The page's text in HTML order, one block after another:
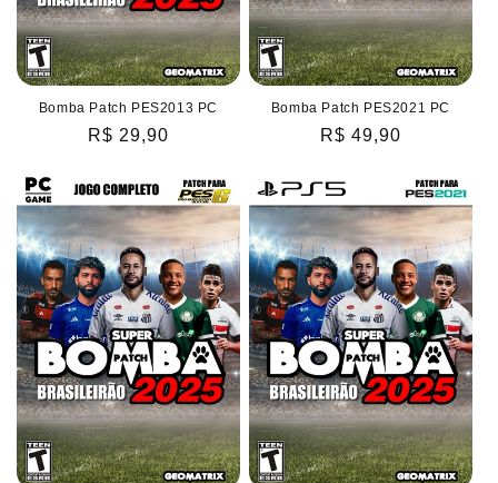
Bomba Patch PES2013 PC
Preço
R$ 29,90
Bomba Patch PES2021 PC
Preço
R$ 49,90